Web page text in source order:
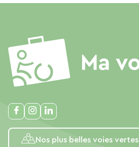
Nos plus belles voies vertes